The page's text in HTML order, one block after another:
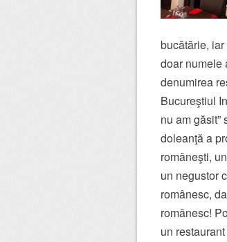
bucătărie,
doar numele
denumirea
Bucureştiul
nu am
doleanţă a
româneşti,
un negustor
românesc,
românesc!
un